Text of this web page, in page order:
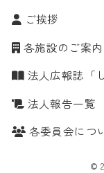
ご挨拶
各施設のご案内
法人広報誌「
法人報告一覧
各委員会につ
©